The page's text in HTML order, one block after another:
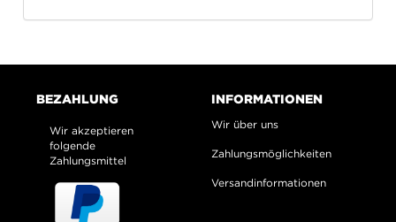
BEZAHLUNG
Wir akzeptieren
folgende
Zahlungsmittel
INFORMATIONEN
Wir über uns
Zahlungsmöglichkeiten
Versandinformationen